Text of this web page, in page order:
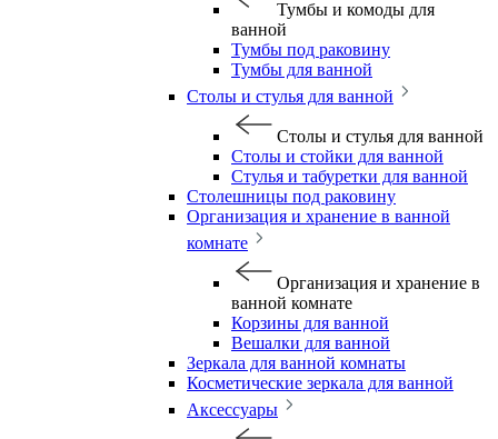
Тумбы и комоды для
ванной
Тумбы под раковину
Тумбы для ванной
Столы и стулья для ванной
Столы и стулья для ванной
Столы и стойки для ванной
Стулья и табуретки для ванной
Столешницы под раковину
Организация и хранение в ванной
комнате
Организация и хранение в
ванной комнате
Корзины для ванной
Вешалки для ванной
Зеркала для ванной комнаты
Косметические зеркала для ванной
Аксессуары